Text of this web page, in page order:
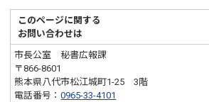
このページに関する
お問い合わせは
市長公室 秘書広報課
〒866-8601
熊本県八代市松江城町1-25 3階
電話番号：0965-33-4101